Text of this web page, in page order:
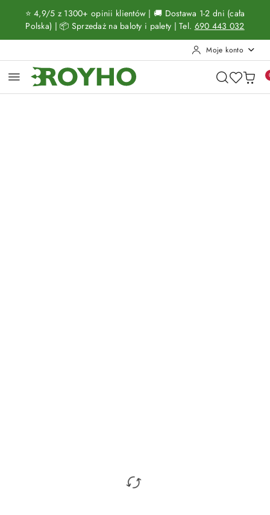
Przejdź do treści głównej
Przejdź do wyszukiwarki
Przejdź do moje konto
Przejdź do menu głównego
Przejdź do opisu produktu
Przejdź do stopki
⭐ 4,9/5 z 1300+ opinii klientów | 🚚 Dostawa 1-2 dni (cała
Polska) | 📦 Sprzedaż na baloty i palety | Tel. 690 443 032
Moje konto